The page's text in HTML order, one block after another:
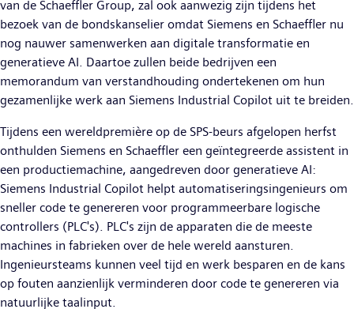
van de Schaeffler Group, zal ook aanwezig zijn tijdens het
bezoek van de bondskanselier omdat Siemens en Schaeffler nu
nog nauwer samenwerken aan digitale transformatie en
generatieve AI. Daartoe zullen beide bedrijven een
memorandum van verstandhouding ondertekenen om hun
gezamenlijke werk aan Siemens Industrial Copilot uit te breiden.
Tijdens een wereldpremière op de SPS-beurs afgelopen herfst
onthulden Siemens en Schaeffler een geïntegreerde assistent in
een productiemachine, aangedreven door generatieve AI:
Siemens Industrial Copilot helpt automatiseringsingenieurs om
sneller code te genereren voor programmeerbare logische
controllers (PLC's). PLC's zijn de apparaten die de meeste
machines in fabrieken over de hele wereld aansturen.
Ingenieursteams kunnen veel tijd en werk besparen en de kans
op fouten aanzienlijk verminderen door code te genereren via
natuurlijke taalinput.